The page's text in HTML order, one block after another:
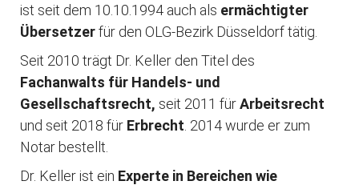
ist seit dem 10.10.1994 auch als ermächtigter
Übersetzerfür den OLG-Bezirk Düsseldorf tätig.
Seit 2010 trägt Dr. Keller den Titel des
Fachanwalts für Handels- und
Gesellschaftsrecht, seit 2011 fürArbeitsrecht
und seit 2018 für Erbrecht . 2014 wurde er zum
Notar bestellt.
Dr. Keller ist ein Experte in Bereichen wie